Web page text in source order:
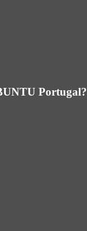
Portugal?